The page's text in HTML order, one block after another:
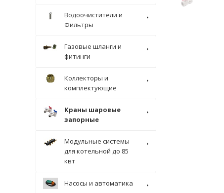
Водоочистители и
Фильтры
Газовые шланги и
фитинги
Коллекторы и
комплектующие
Краны шаровые
запорные
Модульные системы
для котельной до 85
квт
Насосы и автоматика